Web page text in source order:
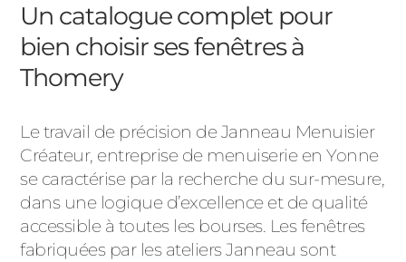
Un catalogue complet pour
bien choisir ses fenêtres à
Thomery
Le travail de précision de Janneau Menuisier
Créateur, entreprise de menuiserie en Yonne
se caractérise par la recherche du sur-mesure,
dans une logique d’excellence et de qualité
accessible à toutes les bourses. Les fenêtres
fabriquées par les ateliers Janneau sont